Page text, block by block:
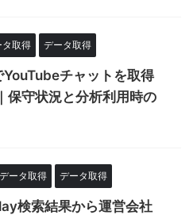
タ取得 データ取得
チャットを取得
保守状況と分析利用時の
ータ取得 データ取得
検索結果から運営会社